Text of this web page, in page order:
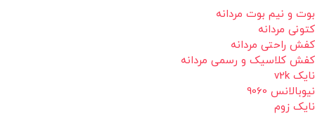
بوت و نیم بوت مردانه
کتونی مردانه
کفش راحتی مردانه
کفش کلاسیک و رسمی مردانه
نایک v2k
نیوبالانس 9060
نایک زوم